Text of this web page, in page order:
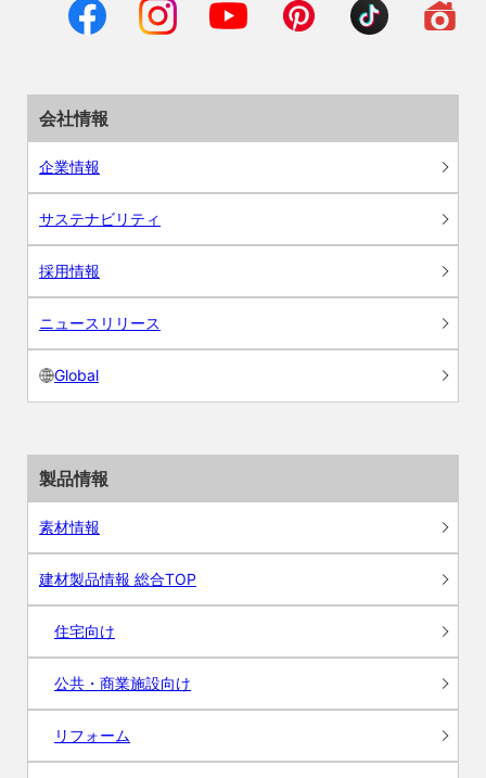
会社情報
企業情報
サステナビリティ
採用情報
ニュースリリース
Global
製品情報
素材情報
建材製品情報 総合TOP
住宅向け
公共・商業施設向け
リフォーム